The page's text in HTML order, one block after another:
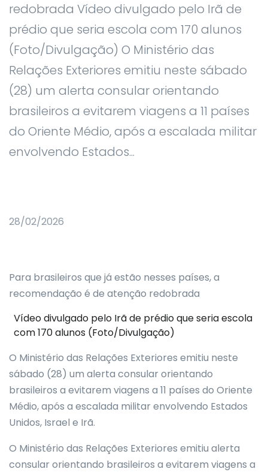
redobrada Vídeo divulgado pelo Irã de
prédio que seria escola com 170 alunos
(Foto/Divulgação) O Ministério das
Relações Exteriores emitiu neste sábado
(28) um alerta consular orientando
brasileiros a evitarem viagens a 11 países
do Oriente Médio, após a escalada militar
envolvendo Estados...
28/02/2026
Para brasileiros que já estão nesses países, a
recomendação é de atenção redobrada
Vídeo divulgado pelo Irã de prédio que seria escola
com 170 alunos (Foto/Divulgação)
O Ministério das Relações Exteriores emitiu neste
sábado (28) um alerta consular orientando
brasileiros a evitarem viagens a 11 países do Oriente
Médio, após a escalada militar envolvendo Estados
Unidos, Israel e Irã.
O Ministério das Relações Exteriores emitiu alerta
consular orientando brasileiros a evitarem viagens a